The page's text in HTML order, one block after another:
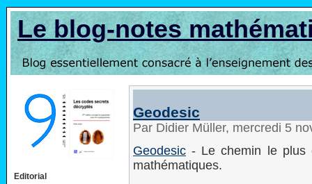
Le blog-notes
Editorial
Geodesic
Par Didier Müller, mercredi 5
Geodesic - Le chemin le plus
mathématiques.